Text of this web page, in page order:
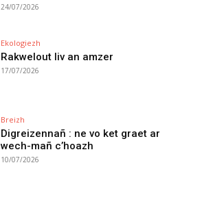
24/07/2026
Ekologiezh
Rakwelout liv an amzer
17/07/2026
Breizh
Digreizennañ : ne vo ket graet ar
wech-mañ c’hoazh
10/07/2026